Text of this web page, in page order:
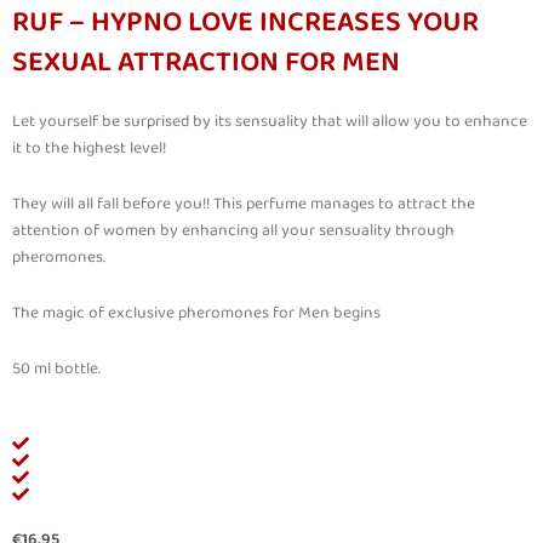
RUF – HYPNO LOVE INCREASES YOUR
SEXUAL ATTRACTION FOR MEN
Let yourself be surprised by its sensuality that will allow you to enhance
it to the highest level!
They will all fall before you!! This perfume manages to attract the
attention of women by enhancing all your sensuality through
pheromones.
The magic of exclusive pheromones for Men begins
50 ml bottle.